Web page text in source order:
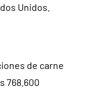
Unidos.
de carne
768.600